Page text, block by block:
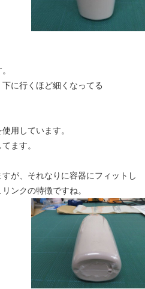
に行くほど細くなってる
用しています。
ます。
が、それなりに容器にフィットし
ンクの特徴ですね。